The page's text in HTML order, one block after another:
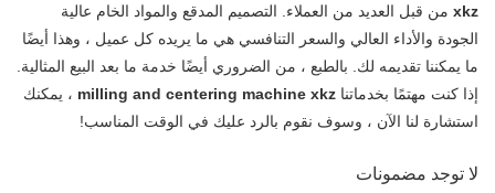
xkz من قبل العديد من العملاء. التصميم المدقع والمواد الخام عالية
الجودة والأداء العالي والسعر التنافسي هي ما يريده كل عميل ، وهذا أيضًا
ما يمكننا تقديمه لك. بالطبع ، من الضروري أيضًا خدمة ما بعد البيع المثالية.
إذا كنت مهتمًا بخدماتنا milling and centering machine xkz ، يمكنك
استشارة لنا الآن ، وسوف نقوم بالرد عليك في الوقت المناسب!
لا توجد مضمونات